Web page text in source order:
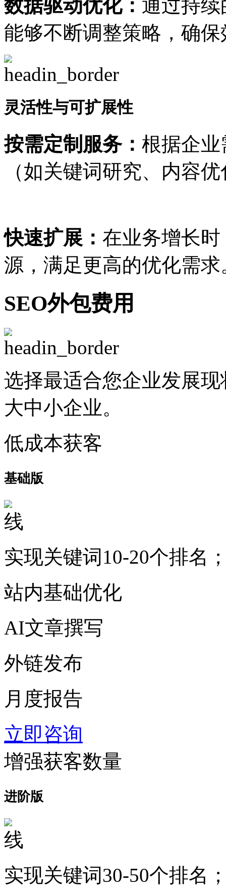
数据驱动优化： 通过持
能够不断调整策略，确
灵活性与可扩展性
按需定制服务： 根据企业
（如关键词研究、内容
快速扩展： 在业务增长
源，满足更高的优化需求
SEO外包费用
选择最适合您企业发展
大中小企业。
低成本获客
基础版
实现关键词10-20个排名
站内基础优化
AI文章撰写
外链发布
月度报告
立即咨询
增强获客数量
进阶版
实现关键词30-50个排名